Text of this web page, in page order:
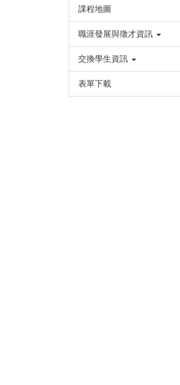
課程地圖
職涯發展與徵才資訊
交換學生資訊
表單下載